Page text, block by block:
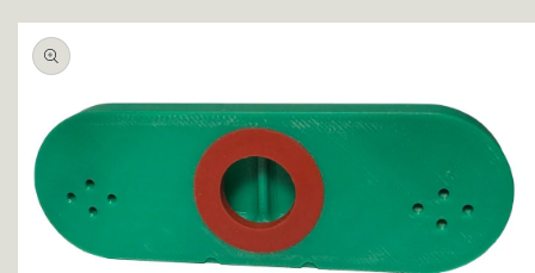
directamente
a la
información